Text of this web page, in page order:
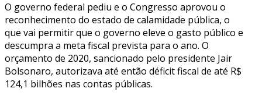
O governo federal pediu e o Congresso aprovou o
reconhecimento do estado de calamidade pública, o
que vai permitir que o governo eleve o gasto público e
descumpra a meta fiscal prevista para o ano. O
orçamento de 2020, sancionado pelo presidente Jair
Bolsonaro, autorizava até então déficit fiscal de até R$
124,1 bilhões nas contas públicas.